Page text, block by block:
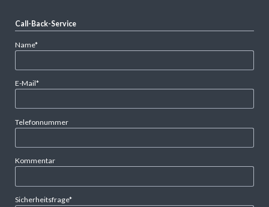
Call-Back-Service
Pflichtfeld
Name*
Pflichtfeld
E-Mail*
Telefonnummer
Kommentar
Pflichtfeld
Sicherheitsfrage*